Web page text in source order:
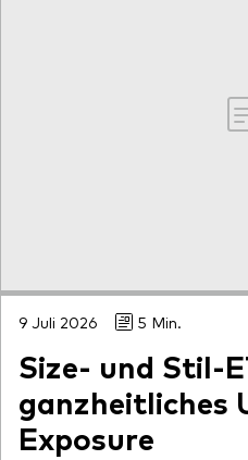
9 Juli 2026 5 Min.
Size- und Stil-
ganzheitliches
Exposure